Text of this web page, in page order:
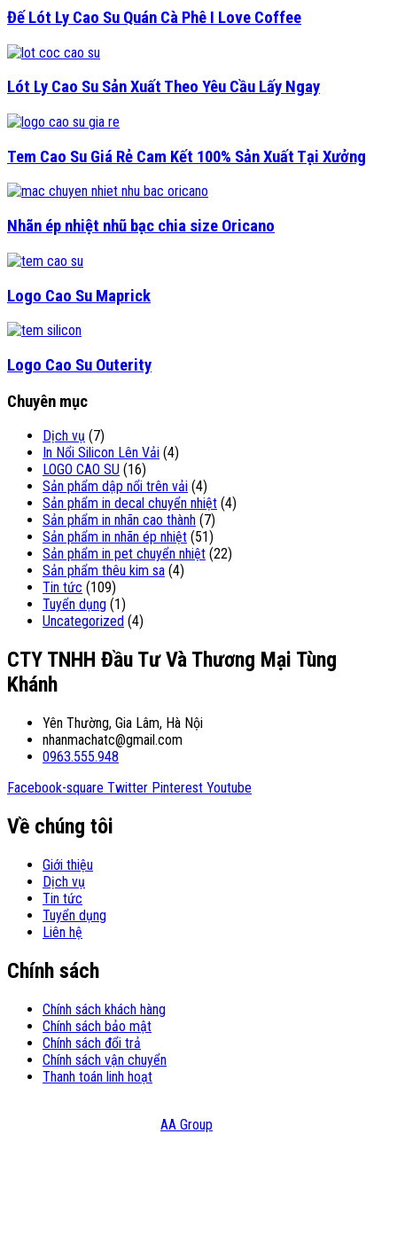
Đế Lót Ly Cao Su Quán Cà Phê I Love Coffee
Lót Ly Cao Su Sản Xuất Theo Yêu Cầu Lấy Ngay
Tem Cao Su Giá Rẻ Cam Kết 100% Sản Xuất Tại Xưởng
Nhãn ép nhiệt nhũ bạc chia size Oricano
Logo Cao Su Maprick
Logo Cao Su Outerity
Chuyên mục
Dịch vụ (7)
In Nổi Silicon Lên Vải (4)
LOGO CAO SU (16)
Sản phẩm dập nổi trên vải (4)
Sản phẩm in decal chuyển nhiệt (4)
Sản phẩm in nhãn cao thành (7)
Sản phẩm in nhãn ép nhiệt (51)
Sản phẩm in pet chuyển nhiệt (22)
Sản phẩm thêu kim sa (4)
Tin tức (109)
Tuyển dụng (1)
Uncategorized (4)
CTY TNHH Đầu Tư Và Thương Mại Tùng
Khánh
Yên Thường, Gia Lâm, Hà Nội
nhanmachatc@gmail.com
0963.555.948
Facebook-square Twitter Pinterest Youtube
Về chúng tôi
Giới thiệu
Dịch vụ
Tin tức
Tuyển dụng
Liên hệ
Chính sách
Chính sách khách hàng
Chính sách bảo mật
Chính sách đổi trả
Chính sách vận chuyển
Thanh toán linh hoạt
AA Group